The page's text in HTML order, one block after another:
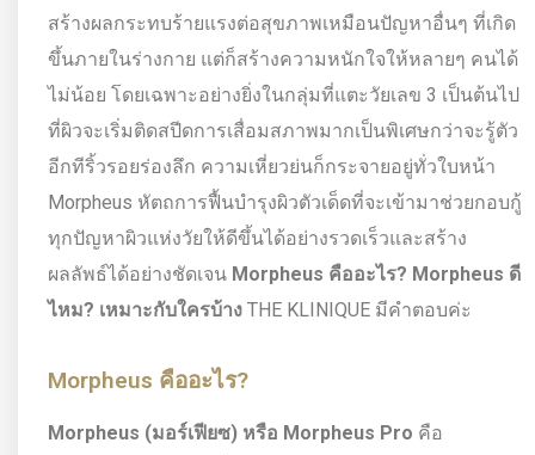
สร้างผลกระทบร้ายแรงต่อสุขภาพเหมือนปัญหาอื่นๆ ที่เกิด
ขึ้นภายในร่างกาย แต่ก็สร้างความหนักใจให้หลายๆ คนได้
ไม่น้อย โดยเฉพาะอย่างยิ่งในกลุ่มที่แตะวัยเลข 3 เป็นต้นไป
ที่ผิวจะเริ่มติดสปีดการเสื่อมสภาพมากเป็นพิเศษกว่าจะรู้ตัว
อีกทีริ้วรอยร่องลึก ความเหี่ยวย่นก็กระจายอยู่ทั่วใบหน้า
Morpheus หัตถการฟื้นบำรุงผิวตัวเด็ดที่จะเข้ามาช่วยกอบกู้
ทุกปัญหาผิวแห่งวัยให้ดีขึ้นได้อย่างรวดเร็วและสร้าง
ผลลัพธ์ได้อย่างชัดเจน Morpheus คืออะไร? Morpheus ดี
ไหม? เหมาะกับใครบ้าง THE KLINIQUE มีคำตอบค่ะ
Morpheus คืออะไร?
Morpheus (มอร์เฟียซ) หรือ Morpheus Pro คือ